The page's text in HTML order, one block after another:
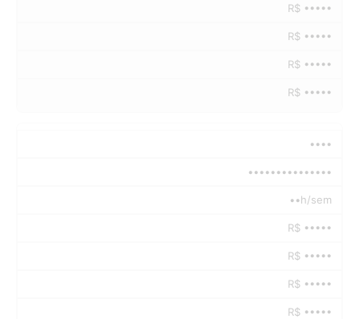
R$ •••••
R$ •••••
R$ •••••
R$ •••••
••••
•••••••••••••••
••h/sem
R$ •••••
R$ •••••
R$ •••••
R$ •••••